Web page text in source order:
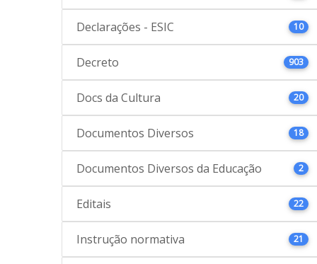
Declarações - ESIC 10
Decreto 903
Docs da Cultura 20
Documentos Diversos 18
Documentos Diversos da Educação 2
Editais 22
Instrução normativa 21